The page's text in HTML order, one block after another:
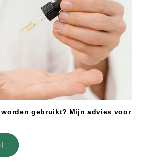
worden gebruikt? Mijn advies voor